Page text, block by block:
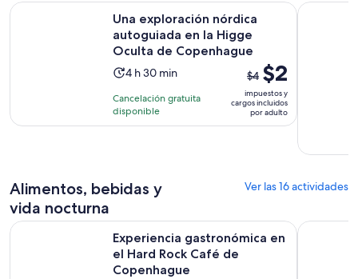
Una exploración nórdica
autoguiada en la Higge
Oculta de Copenhague
La
dura
4
minutos
4 h 30 min
Cancelación gratuita
disponible
El
precio
anterior
era
actual
$2
por
$4 $2
impuestos y
cargos incluidos
por adulto
Una exploración nórdica autoguiada en la Higge Oculta de
Alimentos, bebidas y
vida nocturna
Ver las 16 actividades
Experiencia gastronómica en
el Hard Rock Café de
Copenhague
Experiencia gastronómica en el Hard Rock Café de